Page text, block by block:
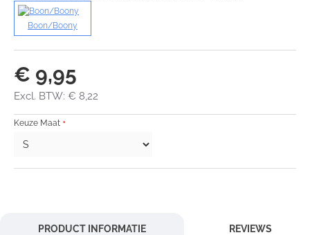
€ 9,95
Excl. BTW: € 8,22
Boon/Boony
Keuze Maat
PRODUCT INFORMATIE REVIEWS